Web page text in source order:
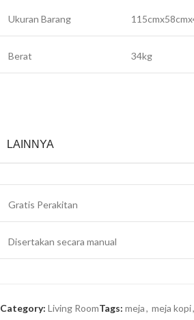
Ukuran Barang
Berat 34kg
LAINNYA
Gratis Perakitan
Disertakan secara manual
Category: Living RoomTags: meja, meja kopi,